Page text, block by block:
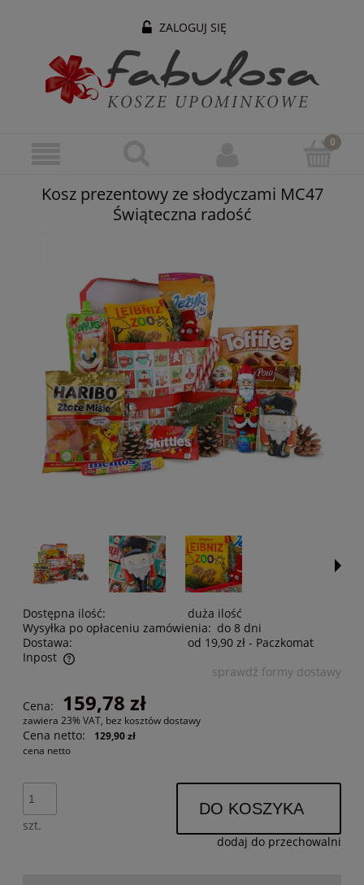
ZALOGUJ SIĘ
Kosz prezentowy ze słodyczami MC47
Świąteczna radość
Dostępna ilość:
duża ilość
Wysyłka po opłaceniu zamówienia: do 8 dni
Dostawa:
od 19,90 zł - Paczkomat
Inpost
Cena nie zawiera ewentualnych kosztów płatności
sprawdź formy dostawy
Cena: 159,78 zł
zawiera 23% VAT, bez kosztów dostawy
Cena netto:
129,90 zł
cena netto
szt.
DO KOSZYKA
dodaj do przechowalni